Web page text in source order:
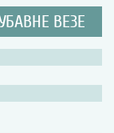
ВЕЗЕ